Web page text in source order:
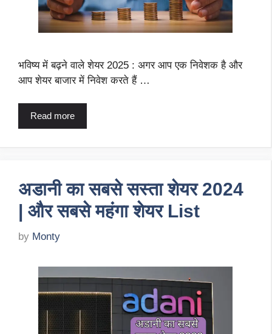
भविष्य में बढ़ने वाले शेयर 2025 : अगर आप एक निवेशक है और
आप शेयर बाजार में निवेश करते हैं …
Read more
अडानी का सबसे सस्ता शेयर 2024
| और सबसे महंगा शेयर List
by Monty